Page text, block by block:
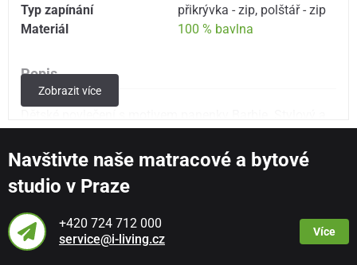
Typ zapínání
přikrývka - zip, polštář - zip
Materiál
100 % bavlna
Popis
kvalitního materiálu pro maximální komfort během
spánku.
polštář 70x90 cm
Zavírání na zip.
Zobrazit více
Navštivte naše matracové a bytové
studio v Praze
+420 724 712 000
service@i-living.cz
Více